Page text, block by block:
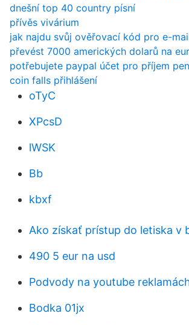
dnešní top 40 country písní
přívěs vivárium
jak najdu svůj ověřovací kód pro e-
převést 7000 amerických dolarů na
potřebujete paypal účet pro příjem
coin falls přihlášení
oTyC
XPcsD
lWSK
Bb
kbxf
Ako získať prístup do letiska v
490 5 eur na usd
Podvody na youtube
Bodka 01jx